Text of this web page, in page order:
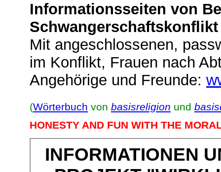
Informationsseiten von
Mit angeschlossenen,
im Konflikt, Frauen nach
Angehörige und Freunde:
(Wörterbuch von basisreligion und
HONESTY AND FUN WITH THE